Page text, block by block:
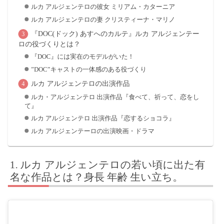
ルカ アルジェンテロの彼女 ミリアム・カターニア
ルカ アルジェンテロの妻 クリスティーナ・マリノ
『DOC(ドック) あすへのカルテ』ルカ アルジェンテー
ロの役づくりとは？
『DOC』には実在のモデルがいた！
”DOC”キャストの一体感のある役づくり
ルカ アルジェンテロの出演作品
ルカ・アルジェンテロ 出演作品『食べて、祈って、恋をし
て』
ルカ アルジェンテロ 出演作品『恋するショコラ』
ルカ アルジェンテーロの出演映画・ドラマ
ルカ アルジェンテロの若い頃に出た有
名な作品とは？身長 年齢 生い立ち。